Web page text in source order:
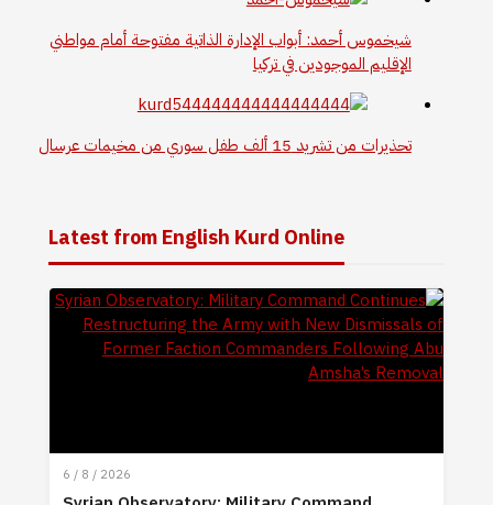
شيخموس أحمد: أبواب الإدارة الذاتية مفتوحة أمام مواطني
الإقليم الموجودين في تركيا
تحذيرات من تشريد 15 ألف طفل سوري من مخيمات عرسال
Latest from English Kurd Online
6 / 8 / 2026